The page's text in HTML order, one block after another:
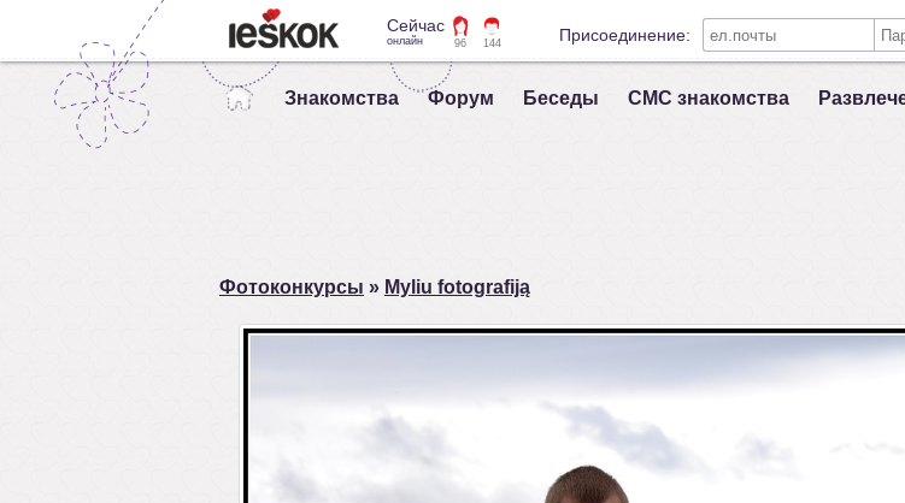
Сейчас
онлайн 96 144 Присоединение:
Запомнить меня на этом
Знакомства Форум Беседы СМС знакомства
Фотоконкурсы » Myliu fotografiją